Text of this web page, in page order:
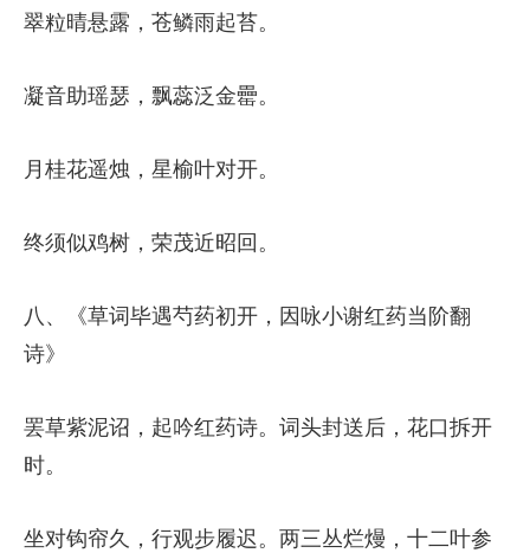
翠粒晴悬露，苍鳞雨起苔。
凝音助瑶瑟，飘蕊泛金罍。
月桂花遥烛，星榆叶对开。
终须似鸡树，荣茂近昭回。
八、《草词毕遇芍药初开，因咏小谢红药当阶翻
诗》
罢草紫泥诏，起吟红药诗。词头封送后，花口拆开
时。
坐对钩帘久，行观步履迟。两三丛烂熳，十二叶参